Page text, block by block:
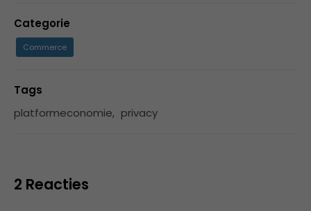
Categorie
Commerce
Tags
platformeconomie, privacy
2 Reacties